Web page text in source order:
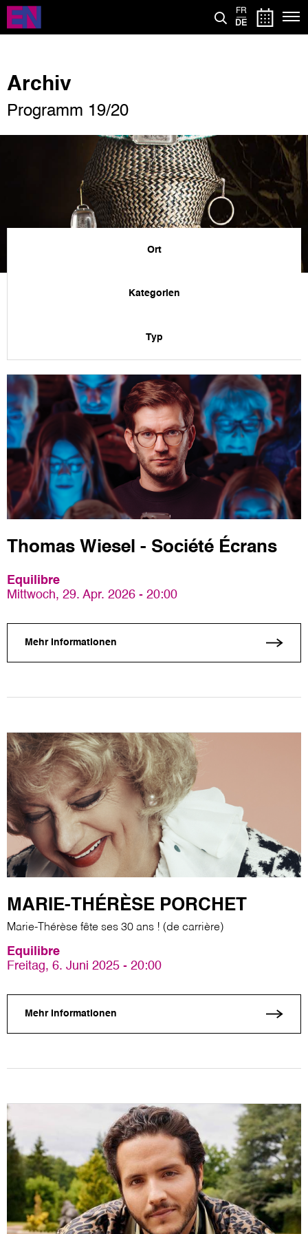
Direkt
zum
Inhalt
FR
DE
Archiv
Programm 19/20
Ort
Kategorien
Typ
Thomas Wiesel - Société Écrans
Equilibre
Mittwoch, 29. Apr. 2026 - 20:00
Mehr Informationen
MARIE-THÉRÈSE PORCHET
Marie-Thérèse fête ses 30 ans ! (de carrière)
Equilibre
Freitag, 6. Juni 2025 - 20:00
Mehr Informationen